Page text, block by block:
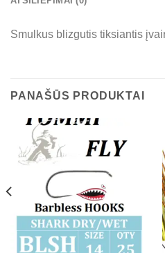
Smulkus blizgutis tiksiantis
PANAŠŪS PRODUKTAI